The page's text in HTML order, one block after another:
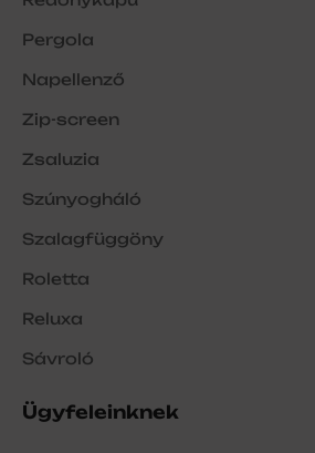
Pergola
Napellenző
Zip-screen
Zsaluzia
Szúnyogháló
Szalagfüggöny
Roletta
Reluxa
Sávroló
Ügyfeleinknek